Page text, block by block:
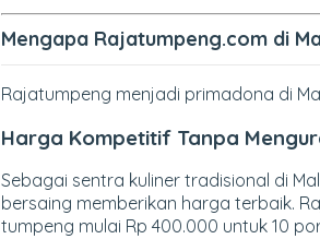
Mengapa Rajatumpeng.com di
Rajatumpeng menjadi primadona di
Harga Kompetitif Tanpa
Sebagai sentra kuliner tradisional di
bersaing memberikan harga terbaik.
tumpeng mulai Rp 400.000 untuk 10